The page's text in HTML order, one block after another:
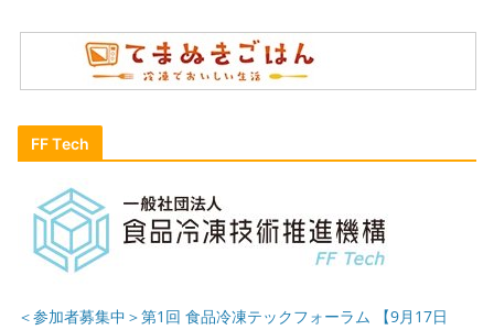
FF Tech
＜参加者募集中＞第1回 食品冷凍テックフォーラム 【9月17日